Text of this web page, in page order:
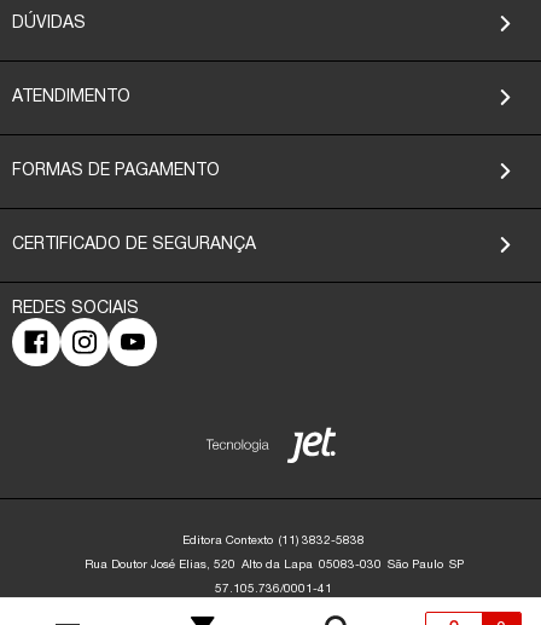
DÚVIDAS
ATENDIMENTO
FORMAS DE PAGAMENTO
CERTIFICADO DE SEGURANÇA
Editora Contexto (11) 3832-5838
Rua Doutor José Elias, 520 Alto da Lapa 05083-030 São Paulo SP
57.105.736/0001-41
Lapa - São Paulo/SP - 05083-030 | contato@editoracontexto.com.br | +55 11